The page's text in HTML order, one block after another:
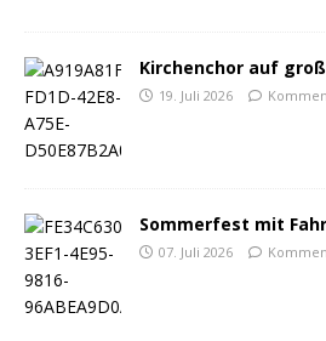
Kirchenchor auf
19. Juli 2026
Sommerfest mit
07. Juli 2026